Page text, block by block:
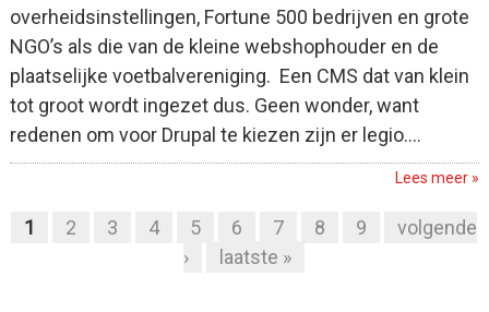
overheidsinstellingen, Fortune 500 bedrijven en grote
NGO’s als die van de kleine webshophouder en de
plaatselijke voetbalvereniging. Een CMS dat van klein
tot groot wordt ingezet dus. Geen wonder, want
redenen om voor Drupal te kiezen zijn er legio....
Lees meer »
Pagina's
1 2 3 4 5 6 7 8 9
volgende
›
laatste »